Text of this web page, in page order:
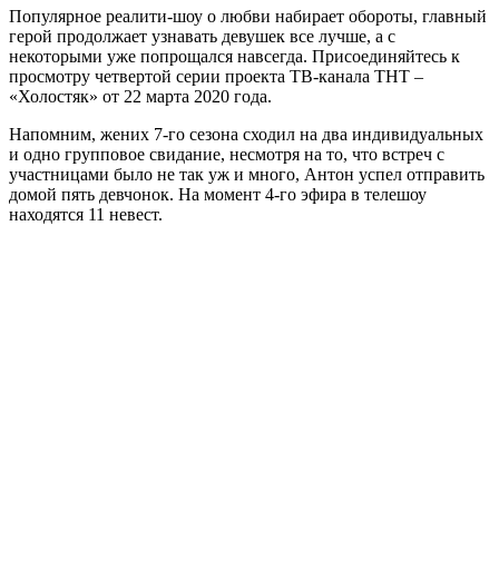
Популярное реалити-шоу о любви набирает обороты, главный
герой продолжает узнавать девушек все лучше, а с
некоторыми уже попрощался навсегда. Присоединяйтесь к
просмотру четвертой серии проекта ТВ-канала ТНТ –
«Холостяк» от 22 марта 2020 года.
Напомним, жених 7-го сезона сходил на два индивидуальных
и одно групповое свидание, несмотря на то, что встреч с
участницами было не так уж и много, Антон успел отправить
домой пять девчонок. На момент 4-го эфира в телешоу
находятся 11 невест.